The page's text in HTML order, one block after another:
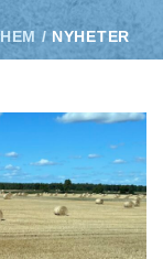
HEM / NYHETER